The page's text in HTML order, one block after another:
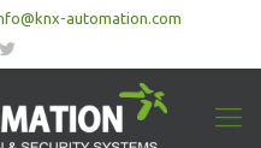
automation.com